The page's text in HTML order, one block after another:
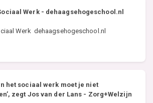
Werk - dehaagsehogeschool.nl
Werk dehaagsehogeschool.nl
het sociaal werk moet je niet
zegt Jos van der Lans - Zorg+Welzijn